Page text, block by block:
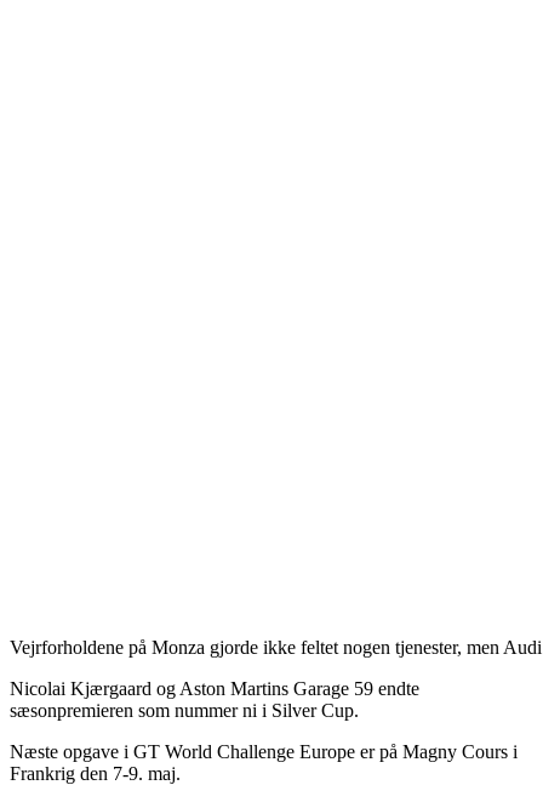
Vejrforholdene på Monza gjorde ikke feltet nogen tjenester, men
Nicolai Kjærgaard og Aston Martins Garage 59 endte
sæsonpremieren som nummer ni i Silver Cup.
Næste opgave i GT World Challenge Europe er på Magny Cours i
Frankrig den 7-9. maj.